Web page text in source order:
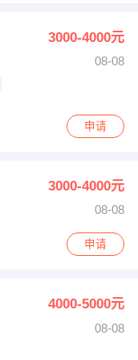
3000-4000元
08-08
申请
3000-4000元
08-08
申请
4000-5000元
08-08